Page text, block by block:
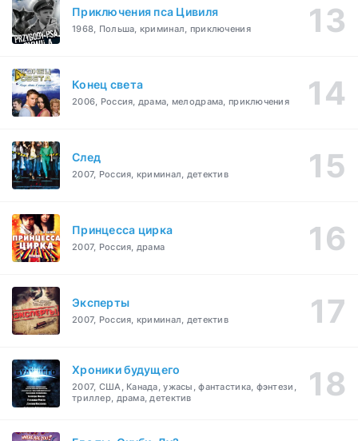
Приключения пса Цивиля
1968, Польша, криминал, приключения
Конец света
2006, Россия, драма, мелодрама, приключения
След
2007, Россия, криминал, детектив
Принцесса цирка
2007, Россия, драма
Эксперты
2007, Россия, криминал, детектив
Хроники будущего
2007, США, Канада, ужасы, фантастика, фэнтези,
триллер, драма, детектив